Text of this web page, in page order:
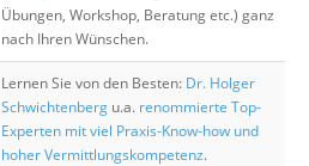
Übungen, Workshop, Beratung etc.) ganz
nach Ihren Wünschen.
Lernen Sie von den Besten: Dr. Holger
Schwichtenberg u.a. renommierte Top-
Experten mit viel Praxis-Know-how und
hoher Vermittlungskompetenz.